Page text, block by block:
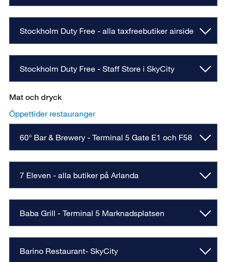
Stockholm Duty Free - alla taxfreebutiker airside
Stockholm Duty Free - Staff Store i SkyCity
Mat och dryck
Öppettider restauranger
60° Bar & Brewery - Terminal 5 Gate E1 och F58
7 Eleven - alla butiker på Arlanda
Baba Grill - Terminal 5 Marknadsplatsen
Barino Restaurant- SkyCity